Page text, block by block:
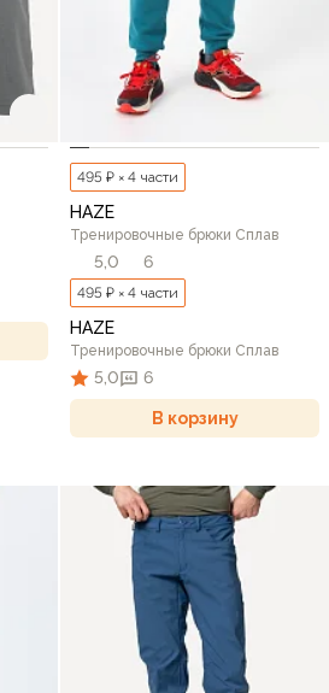
495 ₽ × 4 части
HAZE
Тренировочные брюки Сплав
5,0 6
495 ₽ × 4 части
HAZE
Тренировочные брюки Сплав
5,0 6
В корзину